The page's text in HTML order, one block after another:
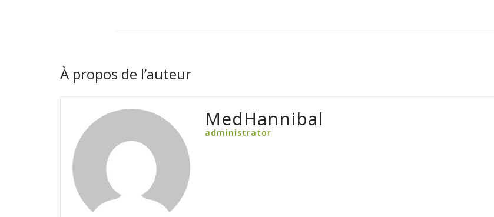
À propos de l’auteur
MedHannibal
administrator